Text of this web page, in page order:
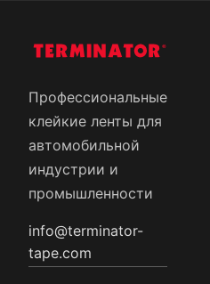
Профессиональные
клейкие ленты для
автомобильной
индустрии и
промышленности
info@terminator-
tape.com